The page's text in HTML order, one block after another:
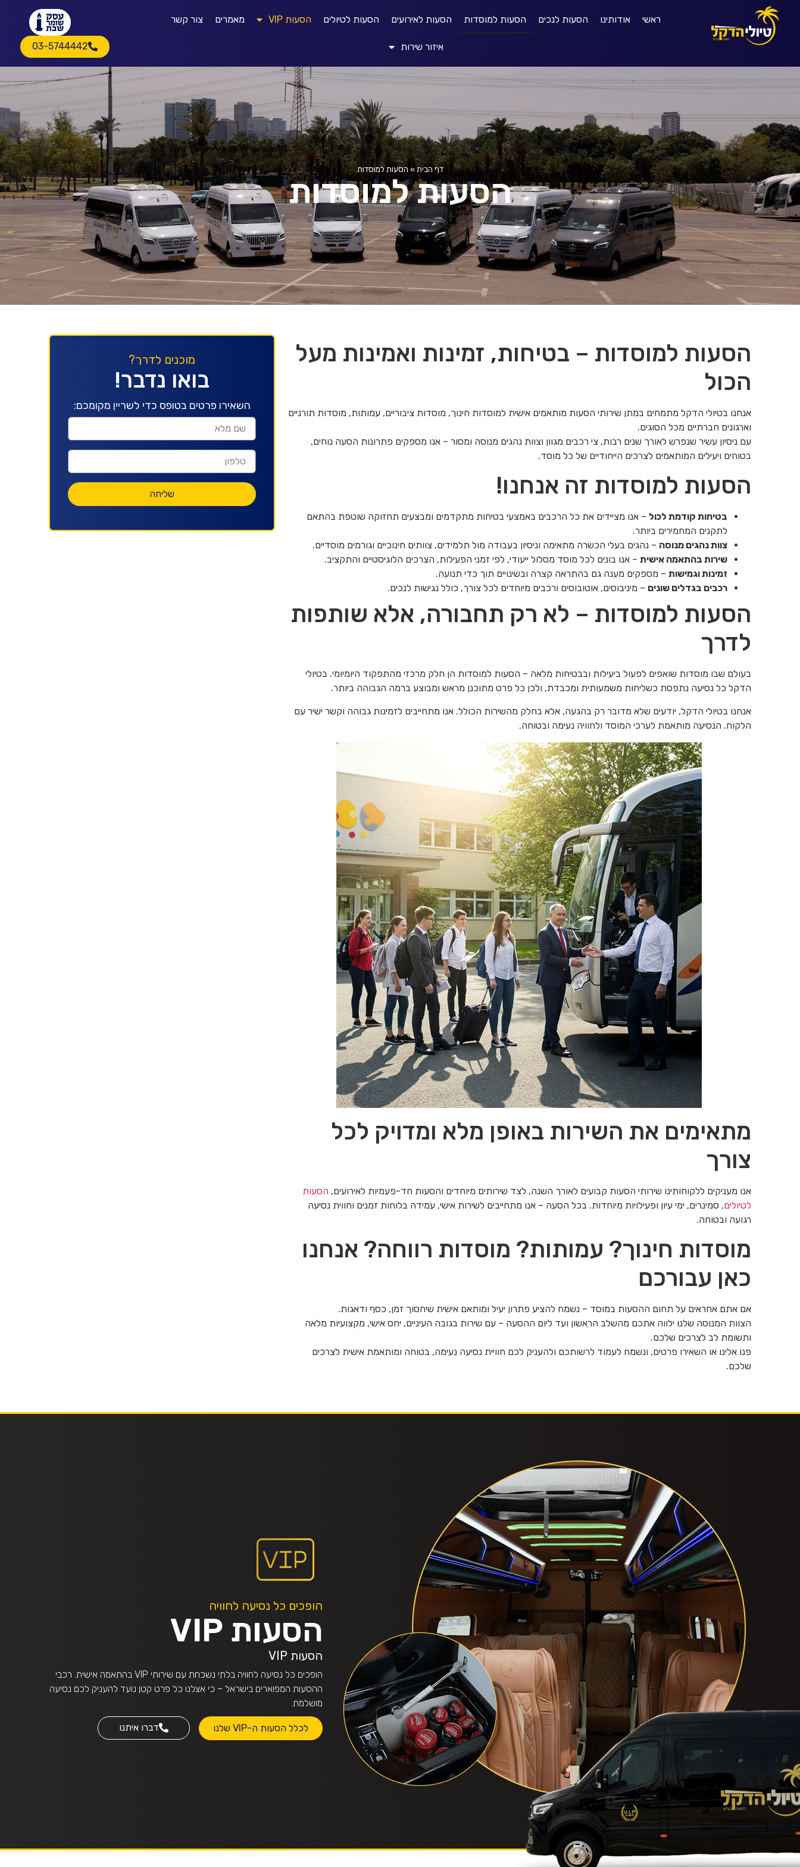
ראשי אודותינו הסעות לנכים הסעות למוסדות הסעות לאירועים הסעות לטיולים הסעות VIP מאמרים צור קשר
איזור שירות 03-5744442
דף הבית» הסעות למוסדות
הסעות למוסדות
הסעות למוסדות – בטיחות, זמינות ואמינות מעל
הכול
אנחנו בטיולי הדקל מתמחים במתן שירותי הסעות מותאמים אישית למוסדות חינוך, מוסדות ציבוריים, עמותות, מוסדות תורניים
וארגונים חברתיים מכל הסוגים.
עם ניסיון עשיר שנפרש לאורך שנים רבות, צי רכבים מגוון וצוות נהגים מנוסה ומסור – אנו מספקים פתרונות הסעה נוחים,
בטוחים ויעילים המותאמים לצרכים הייחודיים של כל מוסד.
הסעות למוסדות זה אנחנו!
בטיחות קודמת לכול – אנו מציידים את כל הרכבים באמצעי בטיחות מתקדמים ומבצעים תחזוקה שוטפת בהתאם
לתקנים המחמירים ביותר.
צוות נהגים מנוסה – נהגים בעלי הכשרה מתאימה וניסיון בעבודה מול תלמידים, צוותים חינוכיים וגורמים מוסדיים.
שירות בהתאמה אישית – אנו בונים לכל מוסד מסלול ייעודי, לפי זמני הפעילות, הצרכים הלוגיסטיים והתקציב.
זמינות וגמישות – מספקים מענה גם בהתראה קצרה ובשינויים תוך כדי תנועה.
רכבים בגדלים שונים – מיניבוסים, אוטובוסים ורכבים מיוחדים לכל צורך, כולל נגישות לנכים.
הסעות למוסדות – לא רק תחבורה, אלא שותפות
לדרך
בעולם שבו מוסדות שואפים לפעול ביעילות ובבטיחות מלאה – הסעות למוסדות הן חלק מרכזי מהתפקוד היומיומי. בטיולי
הדקל כל נסיעה נתפסת כשליחות משמעותית ומכבדת, ולכן כל פרט מתוכנן מראש ומבוצע ברמה הגבוהה ביותר.
אנחנו בטיולי הדקל, יודעים שלא מדובר רק בהגעה, אלא בחלק מהשירות הכולל. אנו מתחייבים לזמינות גבוהה וקשר ישיר עם
הלקוח. הנסיעה מותאמת לערכי המוסד ולחוויה נעימה ובטוחה.
מתאימים את השירות באופן מלא ומדויק לכל
צורך
אנו מעניקים ללקוחותינו שירותי הסעות קבועים לאורך השנה, לצד שירותים מיוחדים והסעות חד-פעמיות לאירועים, הסעות
לטיולים, סמינרים, ימי עיון ופעילויות מיוחדות. בכל הסעה – אנו מתחייבים לשירות אישי, עמידה בלוחות זמנים וחווית נסיעה
רגועה ובטוחה.
מוסדות חינוך? עמותות? מוסדות רווחה? אנחנו
כאן עבורכם
אם אתם אחראים על תחום ההסעות במוסד – נשמח להציע פתרון יעיל ומותאם אישית שיחסוך זמן, כסף ודאגות.
הצוות המנוסה שלנו ילווה אתכם מהשלב הראשון ועד ליום ההסעה – עם שירות בגובה העיניים, יחס אישי, מקצועיות מלאה
ותשומת לב לצרכים שלכם.
פנו אלינו או השאירו פרטים, ונשמח לעמוד לרשותכם ולהעניק לכם חוויית נסיעה נעימה, בטוחה ומותאמת אישית לצרכים
שלכם.
מוכנים לדרך?
בואו נדבר!
השאירו פרטים בטופס כדי לשריין מקומכם:
שליחה
הופכים כל נסיעה לחוויה
הסעות VIP
הסעות VIP
הופכים כל נסיעה לחוויה בלתי נשכחת עם שירותי VIP בהתאמה אישית. רכבי
ההסעות המפוארים בישראל – כי אצלנו כל פרט קטן נועד להעניק לכם נסיעה
מושלמת.
לכלל הסעות ה-VIP שלנו דברו איתנו